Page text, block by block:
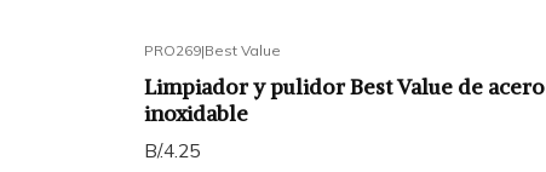
PRO269|Best Value
Limpiador y pulidor Best Value de acero
inoxidable
B/.4.25